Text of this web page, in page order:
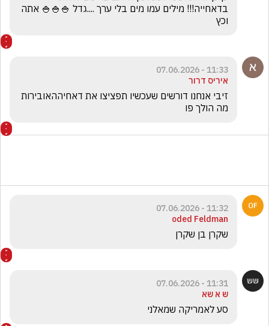
וכץ
11:33 - 07.06.2026
איריס דרור
מה הולך פו
11:32 - 07.06.2026
oded Feldman
שקרן בן שקרן
11:31 - 07.06.2026
ש א שא
סע לאמריקה שמאלני